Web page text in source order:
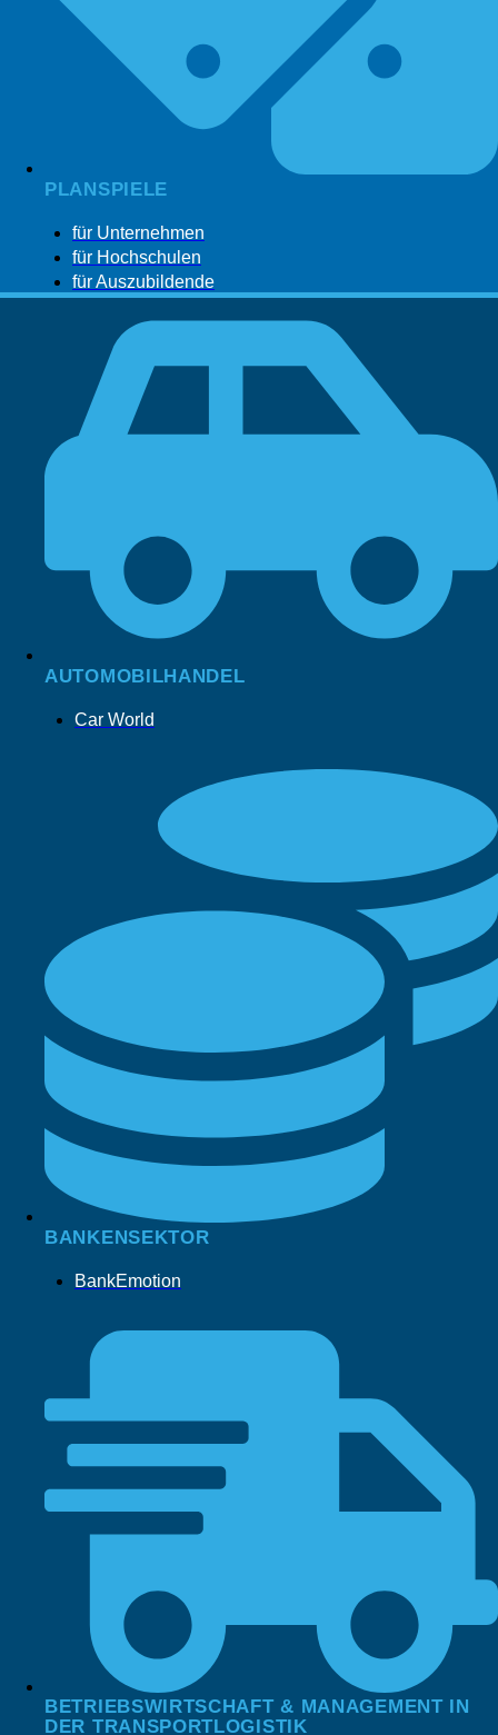
PLANSPIELE
für Unternehmen
für Hochschulen
für Auszubildende
AUTOMOBILHANDEL
Car World
BANKENSEKTOR
BankEmotion
BETRIEBSWIRTSCHAFT & MANAGEMENT IN
DER TRANSPORTLOGISTIK